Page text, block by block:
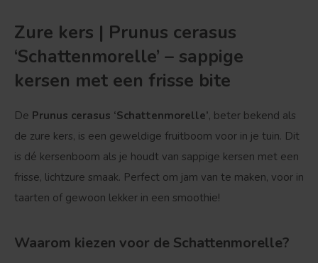
Zure kers | Prunus cerasus
‘Schattenmorelle’ – sappige
kersen met een frisse bite
De Prunus cerasus ‘Schattenmorelle’, beter bekend als
de zure kers, is een geweldige fruitboom voor in je tuin. Dit
is dé kersenboom als je houdt van sappige kersen met een
frisse, lichtzure smaak. Perfect om jam van te maken, voor in
taarten of gewoon lekker in een smoothie!
Waarom kiezen voor de Schattenmorelle?